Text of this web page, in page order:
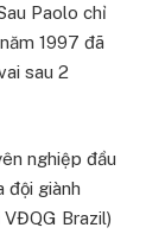
Paolo chỉ
1997 đã
sau 2
nghiệp đầu
đội giành
Brazil)